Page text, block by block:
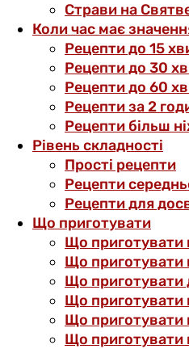
Страви на
Коли час має
Рецепти до 15
Рецепти до 30
Рецепти до 60
Рецепти за 2
Рецепти більш
Рівень складності
Прості рецепти
Рецепти
Рецепти для
Що приготувати
Що приготувати
Що приготувати
Що приготувати
Що приготувати
Що приготувати
Що приготувати